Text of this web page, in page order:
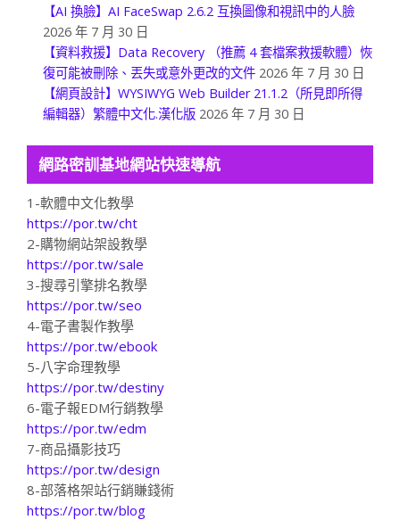
【AI 換臉】AI FaceSwap 2.6.2 互換圖像和視訊中的人臉
2026 年 7 月 30 日
【資料救援】Data Recovery （推薦 4 套檔案救援軟體）恢
復可能被刪除、丟失或意外更改的文件 2026 年 7 月 30 日
【網頁設計】WYSIWYG Web Builder 21.1.2（所見即所得
編輯器）繁體中文化.漢化版 2026 年 7 月 30 日
網路密訓基地網站快速導航
1-軟體中文化教學
https://por.tw/cht
2-購物網站架設教學
https://por.tw/sale
3-搜尋引擎排名教學
https://por.tw/seo
4-電子書製作教學
https://por.tw/ebook
5-八字命理教學
https://por.tw/destiny
6-電子報EDM行銷教學
https://por.tw/edm
7-商品攝影技巧
https://por.tw/design
8-部落格架站行銷賺錢術
https://por.tw/blog